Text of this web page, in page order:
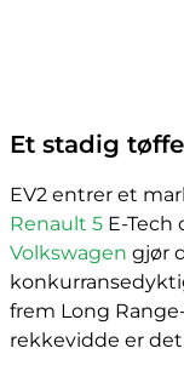
Et stadig
EV2 entrer et
Renault 5 E-
Volkswagen gjør
frem Long
rekkevidde er